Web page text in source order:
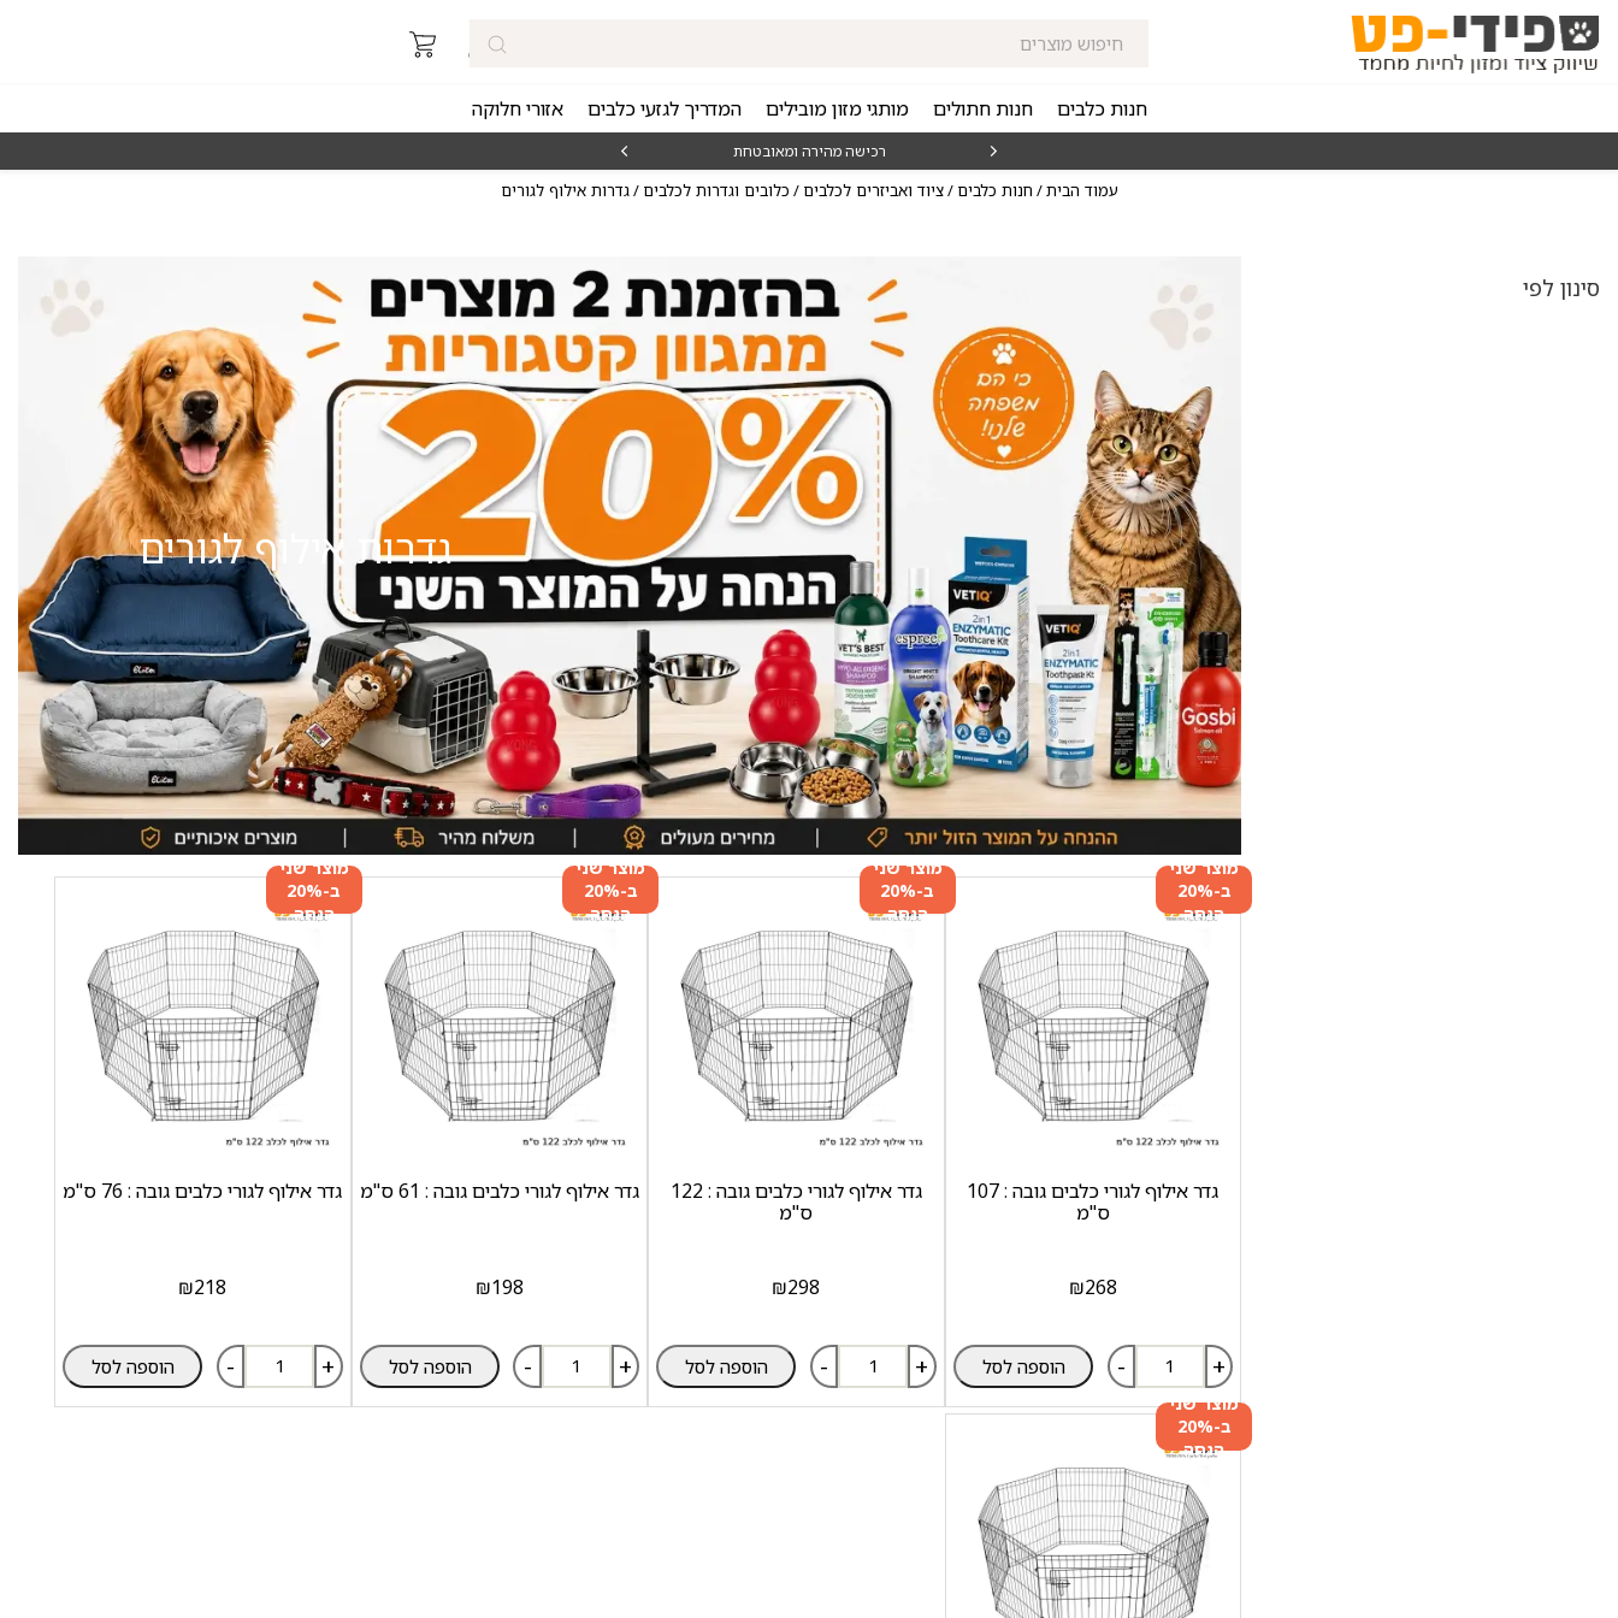
חנות כלבים חנות חתולים מותגי מזון מובילים המדריך לגזעי כלבים אזורי חלוקה
רכישה מהירה ומאובטחת
עמוד הבית/ חנות כלבים /ציוד ואביזרים לכלבים / כלובים וגדרות לכלבים / גדרות אילוף לגורים
סינון לפי
גדרות אילוף לגורים
מוצר שני
ב-20%
הנחה
גדר אילוף לגורי כלבים גובה : 107
ס"מ
₪268
- + הוספה לסל
מוצר שני
ב-20%
הנחה
גדר אילוף לגורי כלבים גובה : 122
ס"מ
₪298
- + הוספה לסל
מוצר שני
ב-20%
הנחה
גדר אילוף לגורי כלבים גובה : 61 ס"מ
₪198
- + הוספה לסל
מוצר שני
ב-20%
הנחה
גדר אילוף לגורי כלבים גובה : 76 ס"מ
₪218
- + הוספה לסל
מוצר שני
ב-20%
הנחה